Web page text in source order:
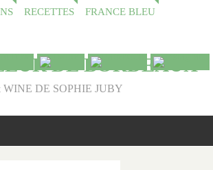
RECETTES FRANCE BLEU
DE BORDEAUX
DE SOPHIE JUBY